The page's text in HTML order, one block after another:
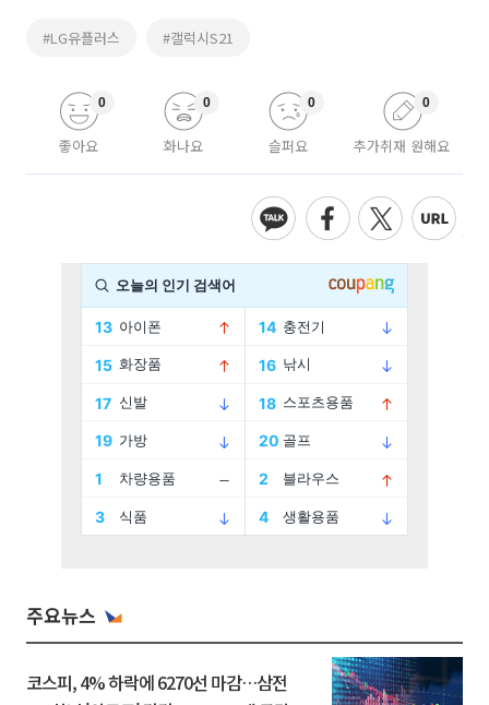
#LG유플러스 #갤럭시S21
좋아요
0
화나요
0
슬퍼요
0
추가취재 원해요
0
주요뉴스
코스피, 4% 하락에 6270선 마감…삼전